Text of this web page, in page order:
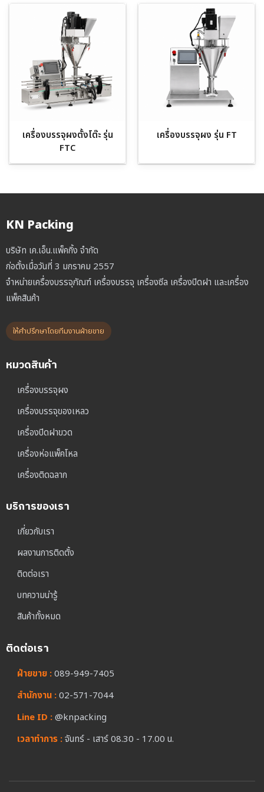
เครื่องบรรจุผงตั้งโต๊ะ รุ่น
FTC
เครื่องบรรจุผง รุ่น FT
KN Packing
บริษัท เค.เอ็น.แพ็คกิ้ง จำกัด
ก่อตั้งเมื่อวันที่ 3 มกราคม 2557
จำหน่ายเครื่องบรรจุภัณฑ์ เครื่องบรรจุ เครื่องซีล เครื่องปิดฝา และเครื่อง
แพ็คสินค้า
ให้คำปรึกษาโดยทีมงานฝ่ายขาย
หมวดสินค้า
เครื่องบรรจุผง
เครื่องบรรจุของเหลว
เครื่องปิดฝาขวด
เครื่องห่อแพ็คโหล
เครื่องติดฉลาก
บริการของเรา
เกี่ยวกับเรา
ผลงานการติดตั้ง
ติดต่อเรา
บทความน่ารู้
สินค้าทั้งหมด
ติดต่อเรา
ฝ่ายขาย :089-949-7405
สำนักงาน :02-571-7044
Line ID :@knpacking
เวลาทำการ :จันทร์ - เสาร์ 08.30 - 17.00 น.